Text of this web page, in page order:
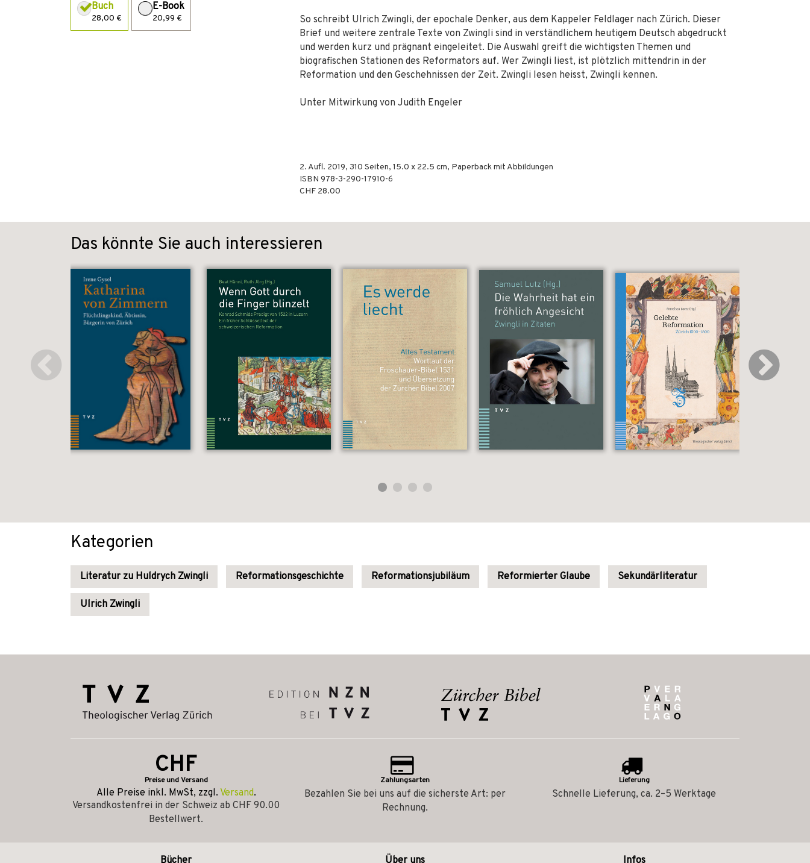
Buch
28,00 €
E-Book
20,99 €
So schreibt Ulrich Zwingli, der epochale Denker, aus dem Kappeler Feldlager nach Zürich. Dieser
Brief und weitere zentrale Texte von Zwingli sind in verständlichem heutigem Deutsch abgedruckt
und werden kurz und prägnant eingeleitet. Die Auswahl greift die wichtigsten Themen und
biografischen Stationen des Reformators auf. Wer Zwingli liest, ist plötzlich mittendrin in der
Reformation und den Geschehnissen der Zeit. Zwingli lesen heisst, Zwingli kennen.
Unter Mitwirkung von Judith Engeler
2. Aufl. 2019, 310 Seiten, 15.0 x 22.5 cm, Paperback mit Abbildungen
ISBN 978-3-290-17910-6
CHF 28.00
Das könnte Sie auch interessieren
Kategorien
Literatur zu Huldrych Zwingli Reformationsgeschichte Reformationsjubiläum Reformierter Glaube Sekundärliteratur
Ulrich Zwingli
CHF
Preise und Versand
Alle Preise inkl. MwSt, zzgl. Versand.
Versandkostenfrei in der Schweiz ab CHF 90.00
Bestellwert.
Zahlungsarten
Bezahlen Sie bei uns auf die sicherste Art: per
Rechnung.
Lieferung
Schnelle Lieferung, ca. 2–5 Werktage
Bücher Über uns Infos